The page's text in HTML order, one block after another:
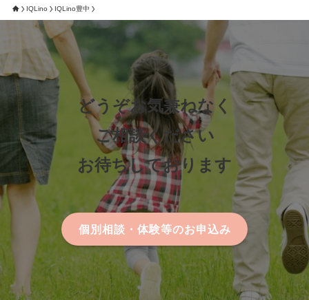
IQLino IQLino豊中
どうぞお気兼ねなく
ご相談ください
お待ちしております
個別相談・体験等のお申込み